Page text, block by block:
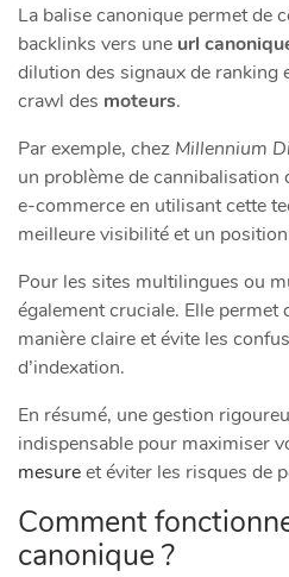
La balise canonique permet de
backlinks vers une url
dilution des signaux de ranking
crawl des moteurs.
Par exemple, chez Millennium
un problème de
e-commerce en utilisant cette
meilleure visibilité et un
Pour les sites multilingues ou
également cruciale. Elle
manière claire et évite les
d’indexation.
En résumé, une gestion
indispensable pour maximiser
mesureet éviter les risques de
Comment
canonique ?